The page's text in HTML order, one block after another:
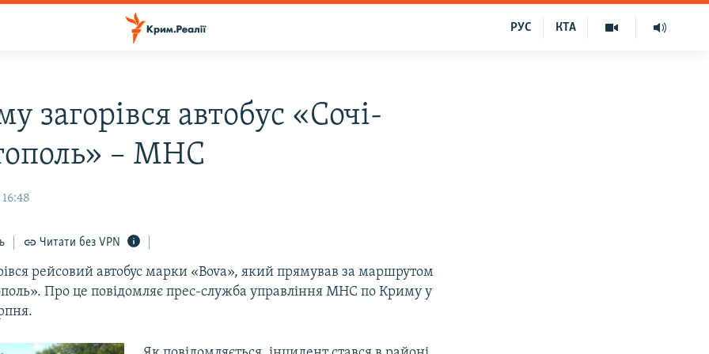
КТА
РУС
загорівся автобус «Сочі-
– МНС
Читати без VPN
рейсовий автобус марки «Bova», який прямував за маршрутом
Про це повідомляє прес-служба управління МНС по Криму у